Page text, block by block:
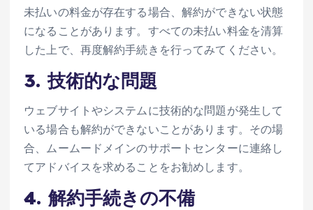
未払いの料金が存在する場合、解約ができない状態
になることがあります。すべての未払い料金を清算
した上で、再度解約手続きを行ってみてください。
3. 技術的な問題
ウェブサイトやシステムに技術的な問題が発生して
いる場合も解約ができないことがあります。その場
合、ムームードメインのサポートセンターに連絡し
てアドバイスを求めることをお勧めします。
4. 解約手続きの不備